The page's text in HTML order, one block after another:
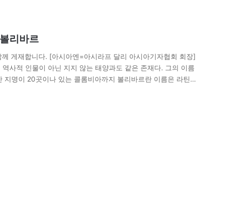
리바르
게재합니다. [아시아엔=아시라프 달리 아시아기자협회 회장]
사적 인물이 아닌 지지 않는 태양과도 같은 존재다. 그의 이름
명이 20곳이나 있는 콜롬비아까지 볼리바르란 이름은 라틴아